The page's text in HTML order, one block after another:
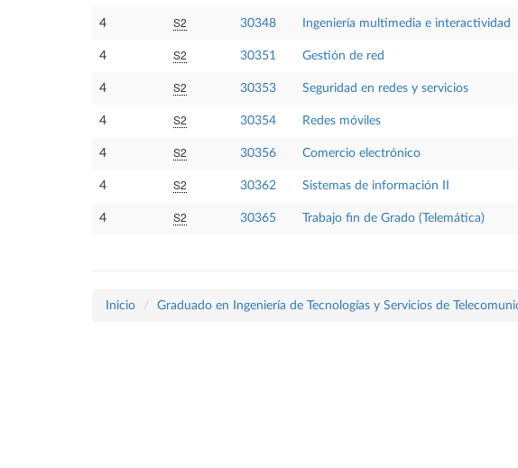
4 S2 30348 Ingeniería multimedia e interactividad
4 S2 30351 Gestión de red
4 S2 30353 Seguridad en redes y servicios
4 S2 30354 Redes móviles
4 S2 30356 Comercio electrónico
4 S2 30362 Sistemas de información II
4 S2 30365 Trabajo fin de Grado (Telemática)
Inicio Graduado en Ingeniería de Tecnologías y Servicios de